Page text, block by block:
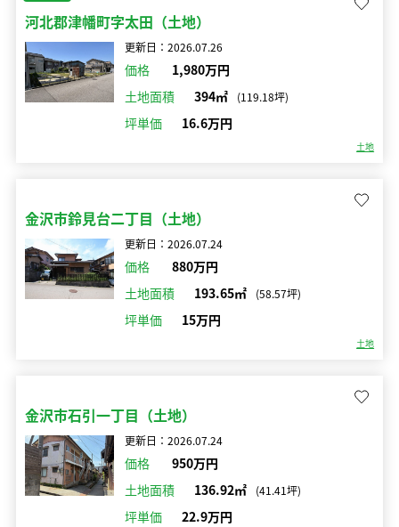
河北郡津幡町字太田（土地）
更新日：2026.07.26
価格
1,980万円
土地面積
394㎡ (119.18坪)
坪単価 16.6万円
土地
金沢市鈴見台二丁目（土地）
更新日：2026.07.24
価格
880万円
土地面積
193.65㎡ (58.57坪)
坪単価 15万円
土地
金沢市石引一丁目（土地）
更新日：2026.07.24
価格
950万円
土地面積
136.92㎡ (41.41坪)
坪単価 22.9万円